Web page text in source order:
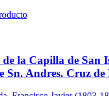
de la Capilla de San
Sn. Andres. Cruz de